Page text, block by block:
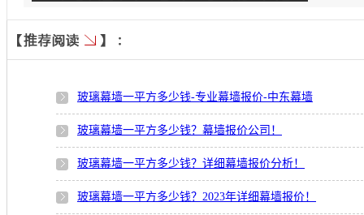
玻璃幕墙一平方多少钱-专业幕墙报价-中东幕墙
玻璃幕墙一平方多少钱？幕墙报价公司！
玻璃幕墙一平方多少钱？详细幕墙报价分析！
玻璃幕墙一平方多少钱？2023年详细幕墙报价！